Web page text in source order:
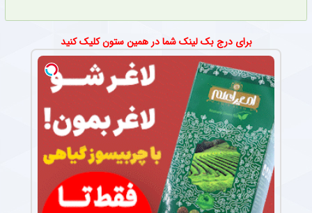
برای درج بک لینک شما در همین ستون کلیک کنید